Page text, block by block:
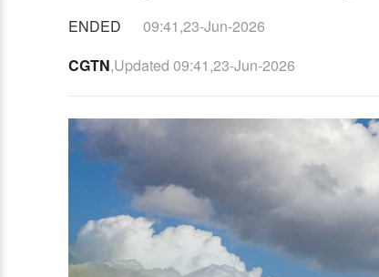
ENDED
09:41,23-Jun-2026
CGTN,Updated 09:41,23-Jun-2026